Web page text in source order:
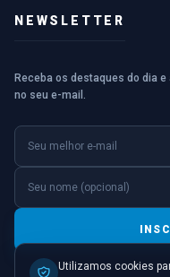
NEWSLETTER
Receba os destaques do dia
no seu e-mail.
E-mail
Nome (opcional)
Utilizamos cookies